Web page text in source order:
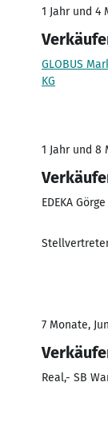
1 Jahr und 4
GLOBUS
KG
1 Jahr und 8
EDEKA Görge
7 Monate,
Real,- SB